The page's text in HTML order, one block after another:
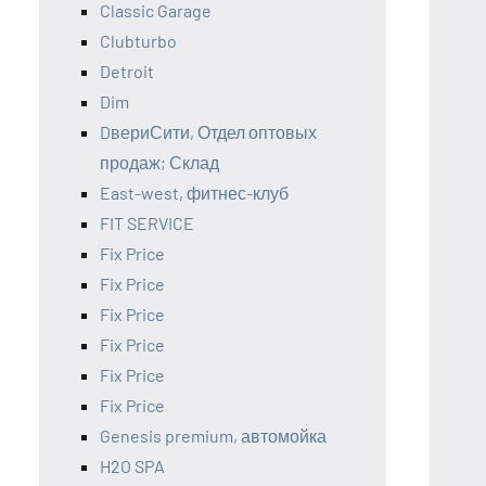
Classic Garage
Clubturbo
Detroit
Dim
DвериСити, Отдел оптовых
продаж; Склад
East-west, фитнес-клуб
FIT SERVICE
Fix Price
Fix Price
Fix Price
Fix Price
Fix Price
Fix Price
Genesis premium, автомойка
H2O SPA